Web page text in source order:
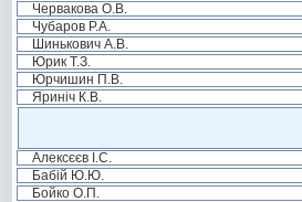
Червакова О.В.
Чубаров Р.А.
Шинькович А.В.
Юрик Т.З.
Юрчишин П.В.
Яриніч К.В.
Алексєєв І.С.
Бабій Ю.Ю.
Бойко О.П.